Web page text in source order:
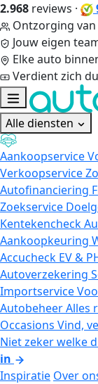
2.968 reviews ·
Ontzorging van
Jouw eigen
Elke auto
Verdient zich
Alle diensten
Aankoopservice
Verkoopservice
Autofinanciering
Zoekservice
Kentekencheck
Aankoopkeuring
Accucheck EV &
Autoverzekering
Importservice
AutobeheerAlles
Occasions Vind,
Niet zeker welke
in
Inspiratie Over